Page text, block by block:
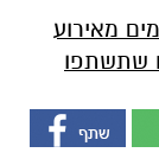
מאירוע
שתשתפו